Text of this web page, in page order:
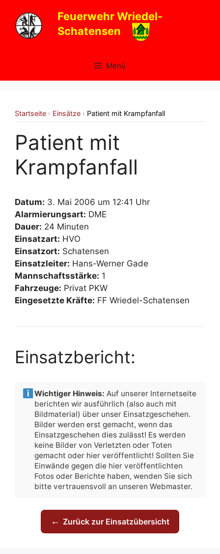
Inhalt
springen
Feuerwehr Wriedel-
Schatensen
Menü
Startseite › Einsätze › Patient mit Krampfanfall
Patient mit
Krampfanfall
Datum: 3. Mai 2006 um 12:41 Uhr
Alarmierungsart: DME
Dauer: 24 Minuten
Einsatzart: HVO
Einsatzort: Schatensen
Einsatzleiter: Hans-Werner Gade
Mannschaftsstärke: 1
Fahrzeuge: Privat PKW
Eingesetzte Kräfte: FF Wriedel-Schatensen
Einsatzbericht:
Wichtiger Hinweis: Auf unserer Internetseite
berichten wir ausführlich (also auch mit
Bildmaterial) über unser Einsatzgeschehen.
Bilder werden erst gemacht, wenn das
Einsatzgeschehen dies zulässt! Es werden
keine Bilder von Verletzten oder Toten
gemacht oder hier veröffentlicht! Sollten Sie
Einwände gegen die hier veröffentlichten
Fotos oder Berichte haben, wenden Sie sich
bitte vertrauensvoll an unseren Webmaster.
← Zurück zur Einsatzübersicht